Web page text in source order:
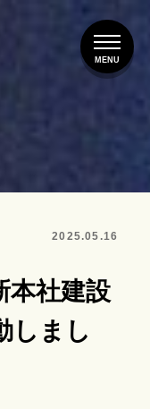
2025.05.16
本社建設
しまし